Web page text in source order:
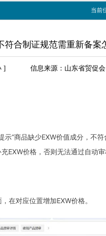
当前
合制证规范需重新备案
] 信息来源： 山东省贸促会
“商品缺少EXW价值成分，不
EXW价格，否则无法通过自动审
在对应位置增加EXW价格。